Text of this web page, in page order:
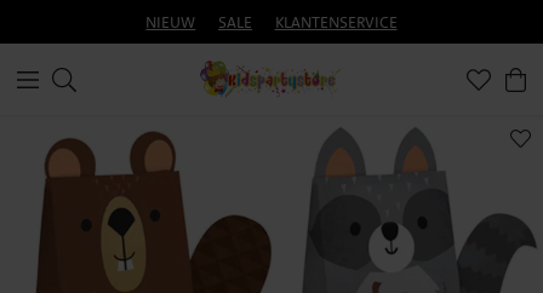
NIEUW SALE KLANTENSERVICE